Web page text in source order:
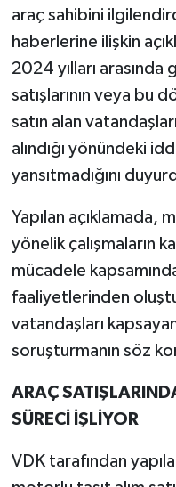
araç sahibini
haberlerine ilişkin
2024 yılları
satışlarının veya bu
satın alan
alındığı yönündeki
yansıtmadığını
Yapılan açıklamada,
yönelik çalışmaların
mücadele
faaliyetlerinden
vatandaşları
soruşturmanın söz
ARAÇ
SÜRECİ İŞLİYOR
VDK tarafından